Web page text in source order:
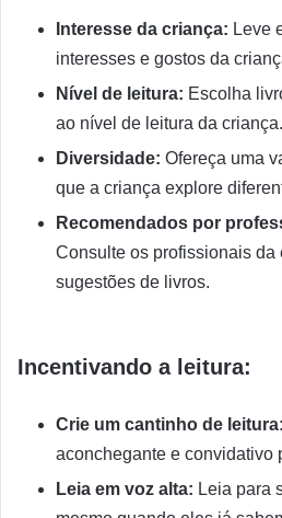
Interesse da criança: Leve
interesses e gostos da
Nível de leitura: Escolha
ao nível de leitura da criança.
Diversidade: Ofereça uma
que a criança explore
Recomendados por
Consulte os profissionais da
sugestões de livros.
Incentivando a leitura:
Crie um cantinho de leitura:
aconchegante e convidativo
Leia em voz alta: Leia para